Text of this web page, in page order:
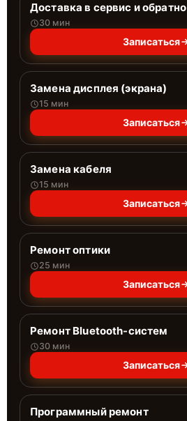
Доставка в сервис и обратно
30 мин
Записаться
Замена дисплея (экрана)
15 мин
Записаться
Замена кабеля
15 мин
Записаться
Ремонт оптики
25 мин
Записаться
Ремонт Bluetooth-систем
30 мин
Записаться
Программный ремонт